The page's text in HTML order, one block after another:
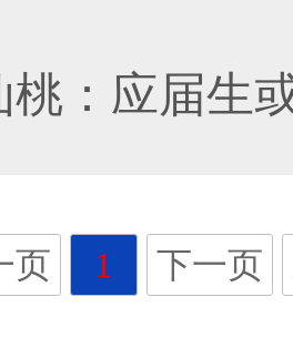
桃：应届生
页 1 下一页